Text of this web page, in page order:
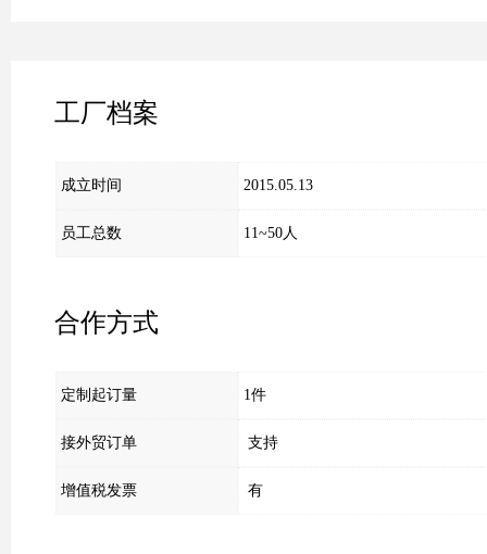
工厂档案
成立时间 2015.05.13
员工总数 11~50人
合作方式
定制起订量 1件
接外贸订单 支持
增值税发票 有